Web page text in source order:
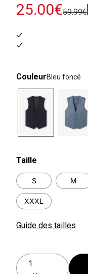
25.00€59.99€
CouleurBleu foncé
Taille
S M
XXXL
Guide des tailles